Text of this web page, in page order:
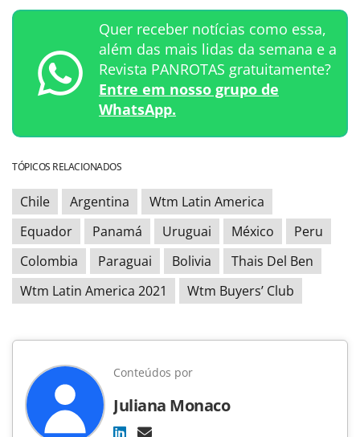
Quer receber notícias como essa,
além das mais lidas da semana e a
Revista PANROTAS gratuitamente?
Entre em nosso grupo de
WhatsApp.
TÓPICOS RELACIONADOS
Chile Argentina
Wtm Latin America
Equador
Panamá Uruguai México
Peru
Colombia
Paraguai Bolivia
Thais Del Ben
Wtm Latin America 2021
Wtm Buyers’ Club
Conteúdos por
Juliana Monaco